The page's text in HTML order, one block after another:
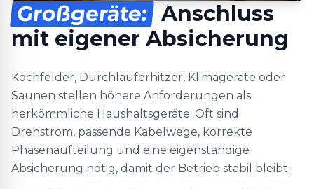
Großgeräte: Anschluss
mit eigener Absicherung
Kochfelder, Durchlauferhitzer, Klimageräte oder
Saunen stellen höhere Anforderungen als
herkömmliche Haushaltsgeräte. Oft sind
Drehstrom, passende Kabelwege, korrekte
Phasenaufteilung und eine eigenständige
Absicherung nötig, damit der Betrieb stabil bleibt.